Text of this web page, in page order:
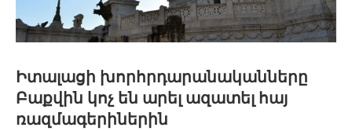
Իտալացի խորհրդարանականները
Բաքվին կոչ են արել ազատել հայ
ռազմագերիներին